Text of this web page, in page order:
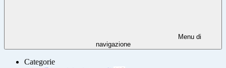
Menu di
navigazione
Categorie